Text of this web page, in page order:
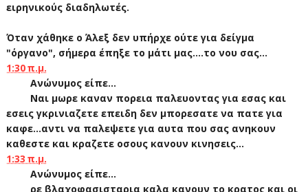
ειρηνικούς διαδηλωτές.
Όταν χάθηκε ο Άλεξ δεν υπήρχε ούτε για δείγμα
"όργανο", σήμερα έπηξε το μάτι μας....το νου σας...
1:30 π.μ.
Ανώνυμος είπε...
Ναι μωρε καναν πορεια παλευοντας για εσας και
εσεις γκρινιαζετε επειδη δεν μπορεσατε να πατε για
καφε...αντι να παλεψετε για αυτα που σας ανηκουν
καθεστε και κραζετε οσους κανουν κινησεις...
1:33 π.μ.
Ανώνυμος είπε...
ρε βλαχοφασισταρια καλα κανουν το κρατος και οι